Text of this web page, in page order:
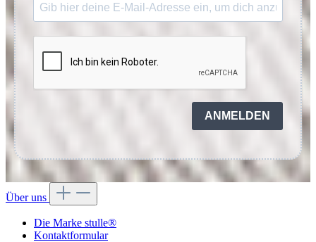
ANMELDEN
Über uns
Die Marke stulle®
Kontaktformular